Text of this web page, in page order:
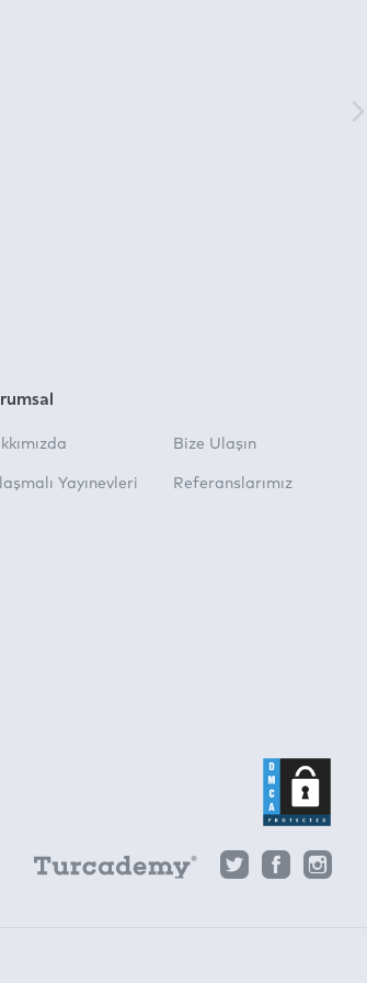
Yayınevleri
Bize Ulaşın
Referanslarımız